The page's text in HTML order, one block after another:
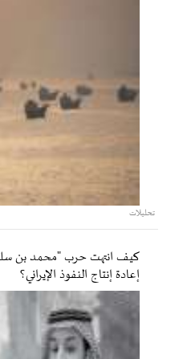
تحليلات
كيف انتهت حرب "محمد بن
إعادة إنتاج النفوذ الإيراني؟